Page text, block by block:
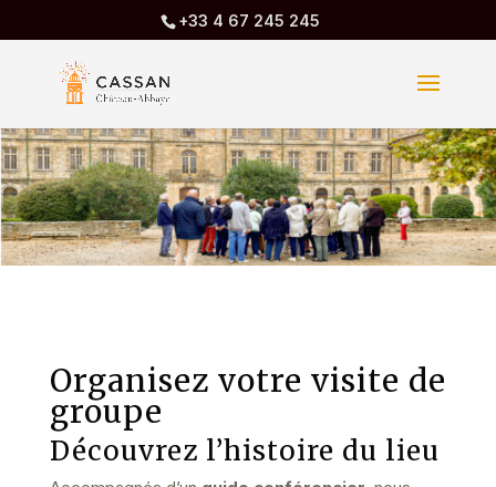
+33 4 67 245 245
Organisez votre visite de
groupe
Découvrez l’histoire du lieu